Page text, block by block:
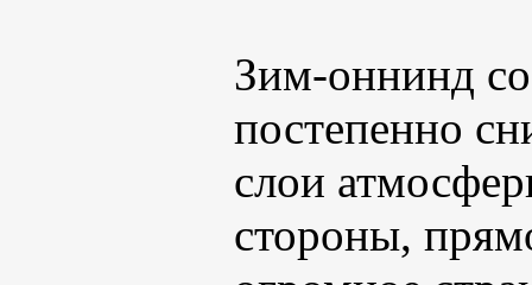
Зим-оннинд
постепенно
слои
стороны,